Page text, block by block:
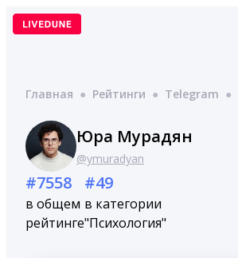
Перейти
Главная ● Рейтинги ● Telegram ●
Юра Мурадян
@ymuradyan
#7558
в общем
рейтинге
#49
в категории
"Психология"